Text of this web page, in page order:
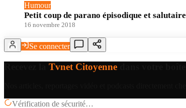
Humour
Petit coup de parano épisodique et salutaire
16 novembre 2018
Se connecter
Tvnet Citoyenne
Vérification de sécurité…